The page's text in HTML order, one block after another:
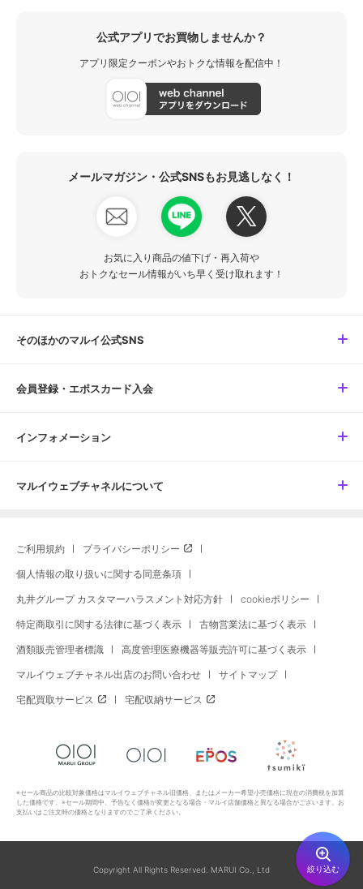
公式アプリでお買物しませんか？
アプリ限定クーポンやおトクな情報を配信中！
メールマガジン・公式SNSもお見逃しなく！
お気に入り商品の値下げ・再入荷や
おトクなセール情報がいち早く受け取れます！
そのほかのマルイ公式SNS
会員登録・エポスカード入会
インフォメーション
マルイウェブチャネルについて
ご利用規約 プライバシーポリシー
個人情報の取り扱いに関する同意条項
丸井グループ カスタマーハラスメント対応方針 cookieポリシー
特定商取引に関する法律に基づく表示 古物営業法に基づく表示
酒類販売管理者標識 高度管理医療機器等販売許可に基づく表示
マルイウェブチャネル出店のお問い合わせ サイトマップ
宅配買取サービス 宅配収納サービス
※セール商品の比較対象価格はマルイウェブチャネル旧価格、またはメーカー希望小売価格に現在の消費税を加算
した価格です。※セール期間中、予告なく価格が変更となる場合・マルイ店舗価格と異なる場合がございます。お
支払いはご注文時の価格となりますのでご了承ください。
Copyright All Rights Reserved. MARUI Co., Ltd 絞り込む